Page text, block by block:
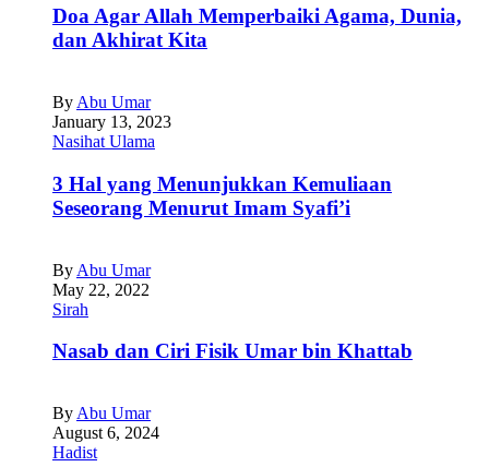
Doa Agar Allah Memperbaiki Agama, Dunia,
dan Akhirat Kita
By Abu Umar
January 13, 2023
Nasihat Ulama
3 Hal yang Menunjukkan Kemuliaan
Seseorang Menurut Imam Syafi’i
By Abu Umar
May 22, 2022
Sirah
Nasab dan Ciri Fisik Umar bin Khattab
By Abu Umar
August 6, 2024
Hadist